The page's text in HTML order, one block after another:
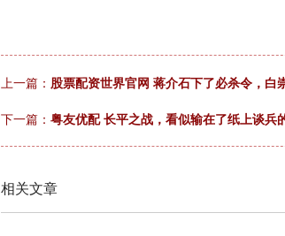
上一篇： 股票配资世界官网 蒋介石下了必杀令，
下一篇： 粤友优配 长平之战，看似输在了纸上谈
相关文章